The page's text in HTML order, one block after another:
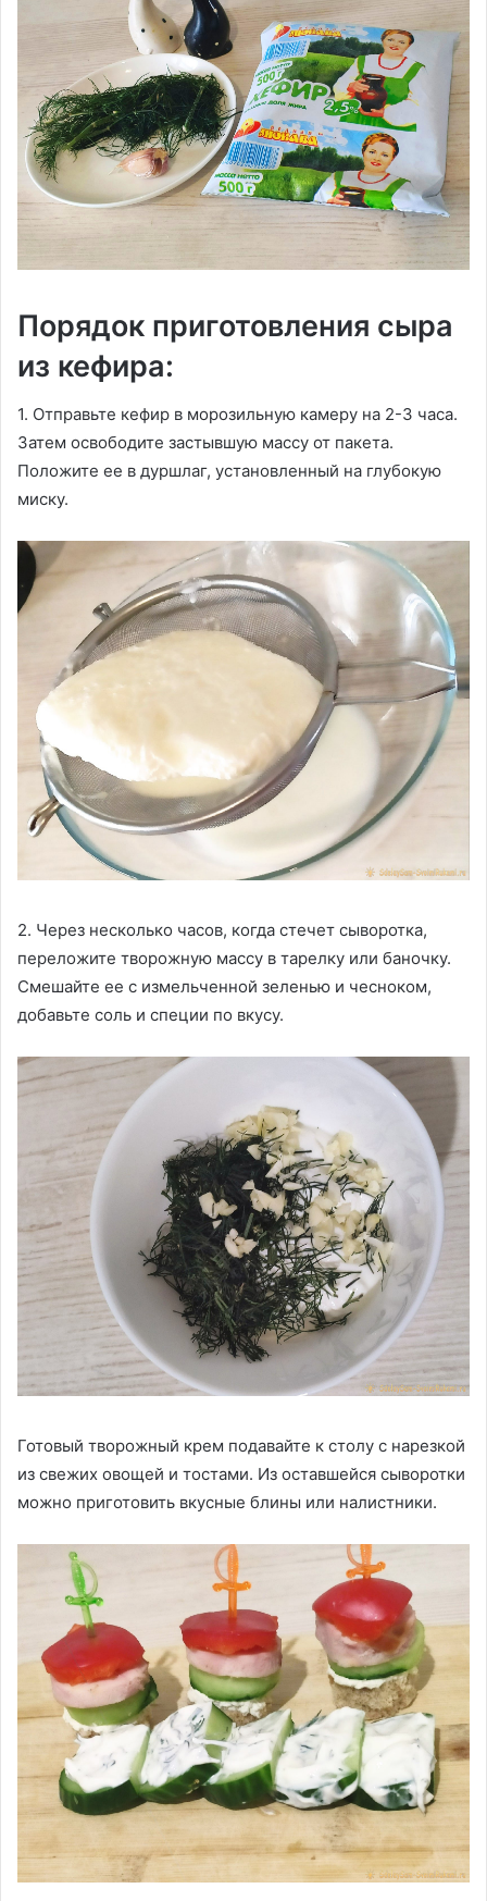
Порядок приготовления сыра
из кефира:
1. Отправьте кефир в морозильную камеру на 2-3 часа.
Затем освободите застывшую массу от пакета.
Положите ее в дуршлаг, установленный на глубокую
миску.
2. Через несколько часов, когда стечет сыворотка,
переложите творожную массу в тарелку или баночку.
Смешайте ее с измельченной зеленью и чесноком,
добавьте соль и специи по вкусу.
Готовый творожный крем подавайте к столу с нарезкой
из свежих овощей и тостами. Из оставшейся сыворотки
можно приготовить вкусные блины или налистники.